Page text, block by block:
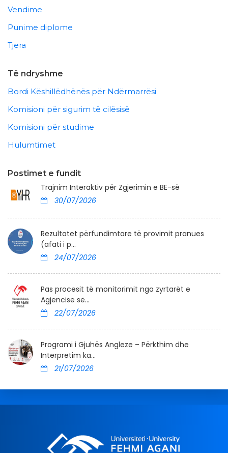
Vendime
Punime diplome
Tjera
Të ndryshme
Bordi Këshillëdhënës për Ndërmarrësi
Komisioni për sigurim të cilësisë
Komisioni për studime
Hulumtimet
Postimet e fundit
Trajnim Interaktiv për Zgjerimin e BE-së
30/07/2026
Rezultatet përfundimtare të provimit pranues
(afati i p...
24/07/2026
Pas procesit të monitorimit nga zyrtarët e
Agjencisë së...
22/07/2026
Programi i Gjuhës Angleze – Përkthim dhe
Interpretim ka...
21/07/2026